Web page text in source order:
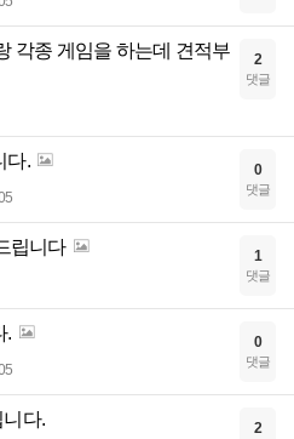
각종 게임을 하는데 견적부
2
댓글
다. 0
댓글
립니다 1
댓글
. 0
댓글
니다. 2